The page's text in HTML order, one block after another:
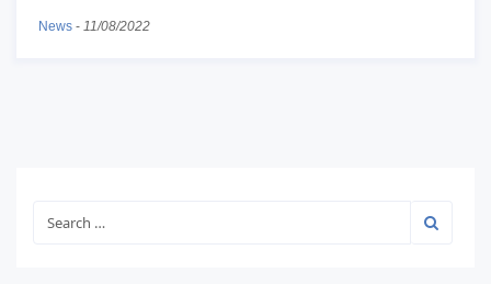
News - 11/08/2022